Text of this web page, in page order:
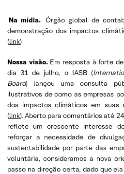
Na mídia. Órgão global de
demonstração dos impactos
(link)
Nossa visão. Em resposta à forte
dia 31 de julho, o IASB (
Board) lançou uma consulta
ilustrativos de como as empresas
dos impactos climáticos em suas
(link). Aberto para comentários até
reflete um crescente interesse
reforçar a necessidade de
sustentabilidade por parte das
voluntária, consideramos a nova
passo na direção certa, dado que